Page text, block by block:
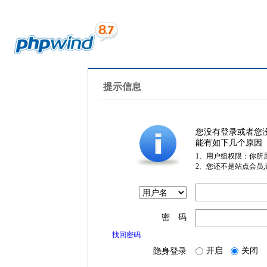
提示信息
您没有登录或者您
能有如下几个原因
1、用户组权限：你所
2、您还不是站点会员
密 码
找回密码
隐身登录 开启 关闭